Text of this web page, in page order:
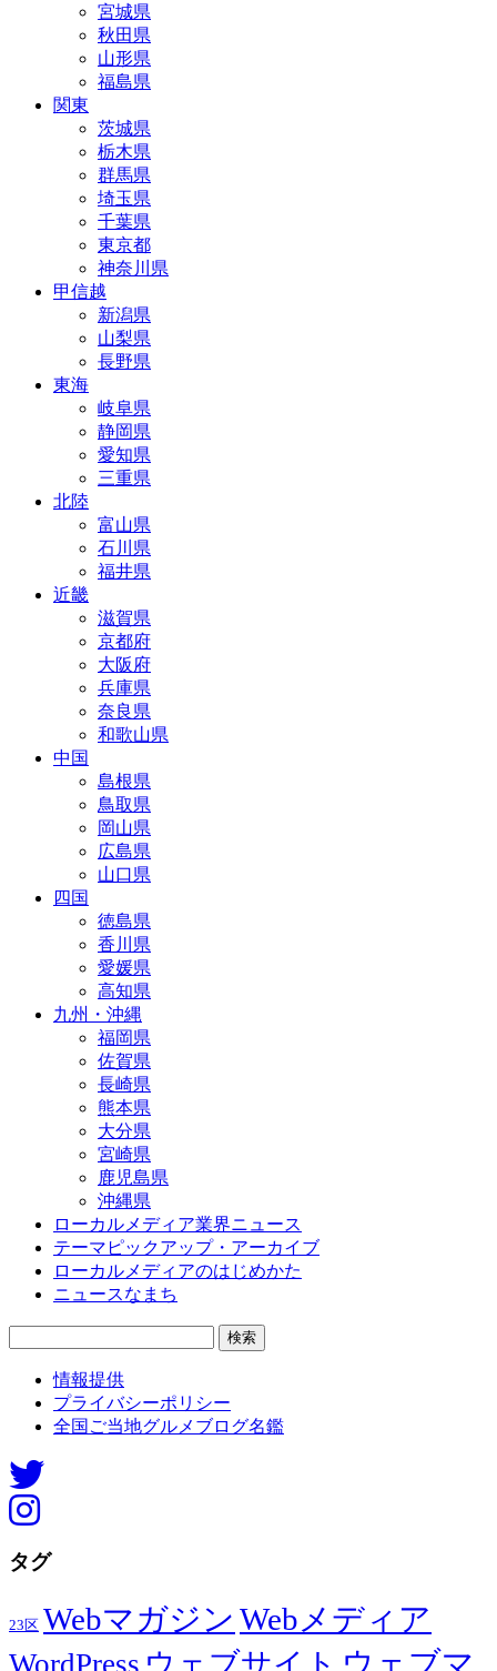
宮城県
秋田県
山形県
福島県
関東
茨城県
栃木県
群馬県
埼玉県
千葉県
東京都
神奈川県
甲信越
新潟県
山梨県
長野県
東海
岐阜県
静岡県
愛知県
三重県
北陸
富山県
石川県
福井県
近畿
滋賀県
京都府
大阪府
兵庫県
奈良県
和歌山県
中国
島根県
鳥取県
岡山県
広島県
山口県
四国
徳島県
香川県
愛媛県
高知県
九州・沖縄
福岡県
佐賀県
長崎県
熊本県
大分県
宮崎県
鹿児島県
沖縄県
ローカルメディア業界ニュース
テーマピックアップ・アーカイブ
ローカルメディアのはじめかた
ニュースなまち
情報提供
プライバシーポリシー
全国ご当地グルメブログ名鑑
タグ
23区 Webマガジン Webメディア
ウェブサイト ウェブマ